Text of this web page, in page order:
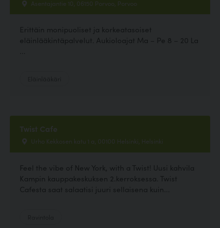
Asentajantie 10, 06150 Porvoo, Porvoo
Erittäin monipuoliset ja korkeatasoiset
eläinlääkintäpalvelut. Aukioloajat Ma – Pe 8 – 20 La
Twist Cafe
Urho Kekkosen katu 1 a, 00100 Helsinki, Helsinki
Feel the vibe of New York, with a Twist! Uusi kahvila
Kampin kauppakeskuksen 2.kerroksessa. Twist
Cafesta saat salaatisi juuri sellaisena kuin...